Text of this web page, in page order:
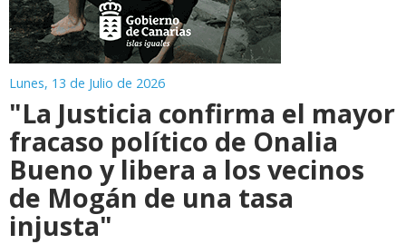
Lunes, 13 de Julio de 2026
"La Justicia confirma el mayor
fracaso político de Onalia
Bueno y libera a los vecinos
de Mogán de una tasa
injusta"